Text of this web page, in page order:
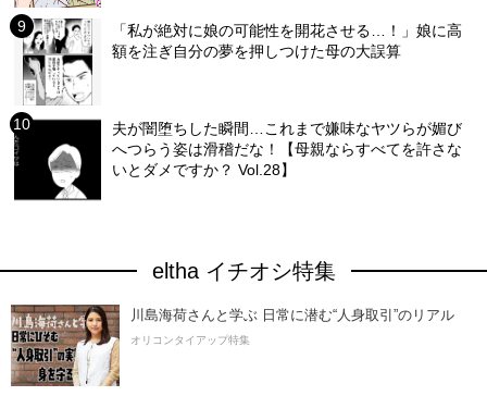
「私が絶対に娘の可能性を開花させる…！」娘に高
額を注ぎ自分の夢を押しつけた母の大誤算
夫が闇堕ちした瞬間…これまで嫌味なヤツらが媚び
へつらう姿は滑稽だな！【母親ならすべてを許さな
いとダメですか？ Vol.28】
eltha イチオシ特集
川島海荷さんと学ぶ 日常に潜む“人身取引”のリアル
オリコンタイアップ特集